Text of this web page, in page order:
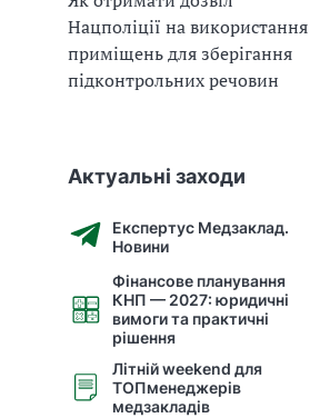
Нацполіції на використання
приміщень для зберігання
підконтрольних речовин
Актуальні заходи
Експертус Медзаклад.
Новини
Фінансове планування
КНП — 2027: юридичні
вимоги та практичні
рішення
Літній weekend для
ТОПменеджерів
медзакладів